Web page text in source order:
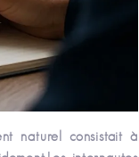
naturel consistait à